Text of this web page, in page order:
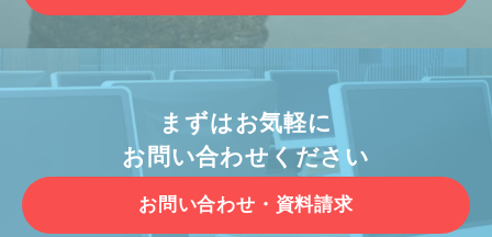
まずはお気軽に
お問い合わせください
お問い合わせ・資料請求